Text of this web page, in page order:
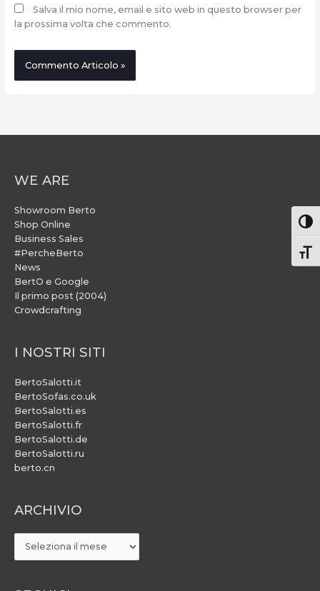
Salva il mio nome, email e sito web in questo browser per
la prossima volta che commento.
WE ARE
Showroom Berto
Shop Online
Business Sales
#PercheBerto
News
BertO e Google
Il primo post (2004)
Crowdcrafting
I NOSTRI SITI
BertoSalotti.it
BertoSofas.co.uk
BertoSalotti.es
BertoSalotti.fr
BertoSalotti.de
BertoSalotti.ru
berto.cn
ARCHIVIO
ARCHIVIO